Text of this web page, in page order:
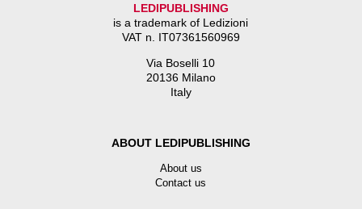
LEDIPUBLISHING
is a trademark of Ledizioni
VAT n. IT07361560969
Via Boselli 10
20136 Milano
Italy
ABOUT LEDIPUBLISHING
About us
Contact us